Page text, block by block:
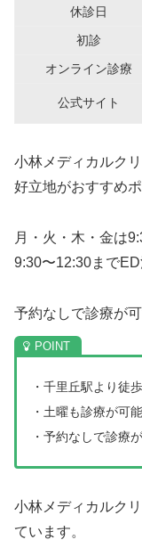
休診日
初診
オンライン診療
公式サイト
小林メディカルク
好立地がおすすめポ
月・火・木・金は
9:30〜12:30まで
予約なしで診療が可
・千里丘駅より徒
・土曜も診療が可能
・予約なしで診療
小林メディカルク
ています。